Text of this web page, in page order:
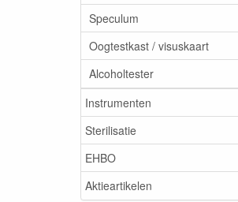
Speculum
Oogtestkast / visuskaart
Alcoholtester
Instrumenten
Sterilisatie
EHBO
Aktieartikelen